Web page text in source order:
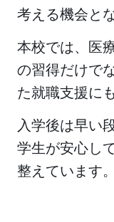
考える機会と
本校では、医
の習得だけで
た就職支援に
入学後は早い
学生が安心し
整えています。